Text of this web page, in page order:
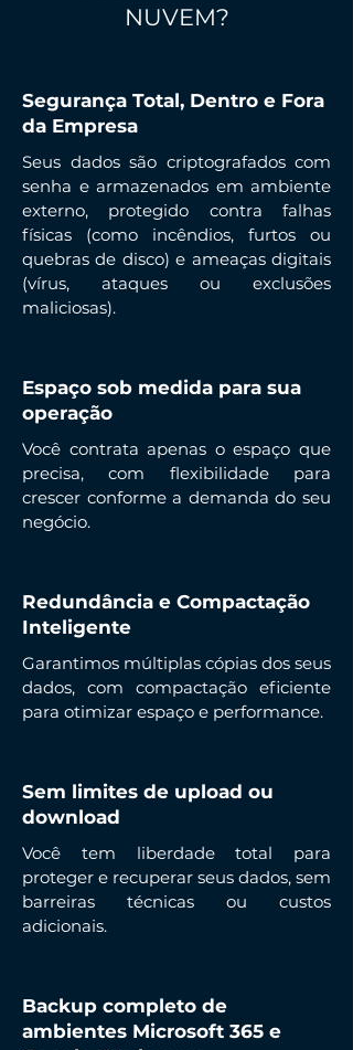
NUVEM?
Segurança Total, Dentro e Fora
da Empresa
Seus dados são criptografados com
senha e armazenados em ambiente
externo, protegido contra falhas
físicas (como incêndios, furtos ou
quebras de disco) e ameaças digitais
(vírus, ataques ou exclusões
maliciosas).
Espaço sob medida para sua
operação
Você contrata apenas o espaço que
precisa, com flexibilidade para
crescer conforme a demanda do seu
negócio.
Redundância e Compactação
Inteligente
Garantimos múltiplas cópias dos seus
dados, com compactação eficiente
para otimizar espaço e performance.
Sem limites de upload ou
download
Você tem liberdade total para
proteger e recuperar seus dados, sem
barreiras técnicas ou custos
adicionais.
Backup completo de
ambientes Microsoft 365 e